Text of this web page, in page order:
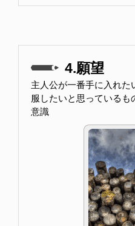
4.願望
主人公が一番手に入れた
服したいと思っているも
意識